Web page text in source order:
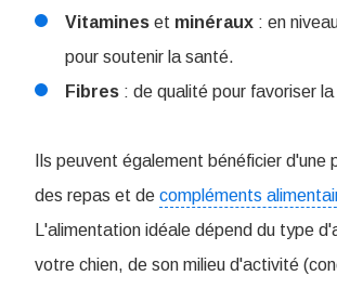
Vitamines et minéraux : en
pour soutenir la santé.
Fibres : de qualité pour favoriser
Ils peuvent également bénéficier d'une
des repas et de compléments
L'alimentation idéale dépend du type
votre chien, de son milieu d'activité